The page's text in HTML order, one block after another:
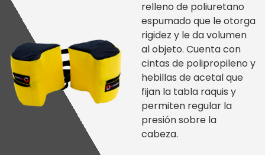
relleno de poliuretano
espumado que le otorga
rigidez y le da volumen
al objeto. Cuenta con
cintas de polipropileno y
hebillas de acetal que
fijan la tabla raquis y
permiten regular la
presión sobre la
cabeza.